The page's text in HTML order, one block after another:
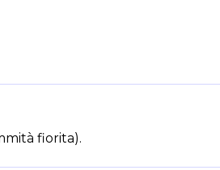
fiorita).